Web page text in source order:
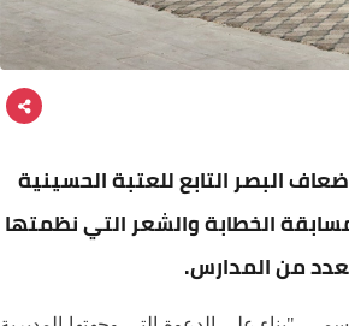
البصر التابع للعتبة الحسينية
الخطابة والشعر التي نظمتها
من المدارس.